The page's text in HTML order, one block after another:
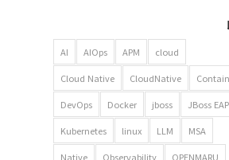
AI AIOps APM cloud
Cloud Native CloudNative
DevOps Docker jboss JBoss EAP
Kubernetes linux LLM MSA
Native Observability OPENMARU